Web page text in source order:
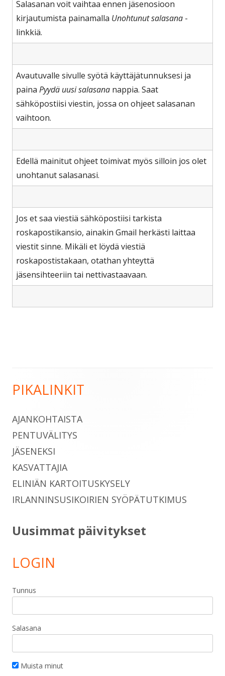
Salasanan voit vaihtaa ennen jäsenosioon
kirjautumista painamalla Unohtunut salasana -
linkkiä.
Avautuvalle sivulle syötä käyttäjätunnuksesi ja
paina Pyydä uusi salasana nappia. Saat
sähköpostiisi viestin, jossa on ohjeet salasanan
vaihtoon.
Edellä mainitut ohjeet toimivat myös silloin jos olet
unohtanut salasanasi.
Jos et saa viestiä sähköpostiisi tarkista
roskapostikansio, ainakin Gmail herkästi laittaa
viestit sinne. Mikäli et löydä viestiä
roskapostistakaan, otathan yhteyttä
jäsensihteeriin tai nettivastaavaan.
Sivupalkki
PIKALINKIT
AJANKOHTAISTA
PENTUVÄLITYS
JÄSENEKSI
KASVATTAJIA
ELINIÄN KARTOITUSKYSELY
IRLANNINSUSIKOIRIEN SYÖPÄTUTKIMUS
Uusimmat päivitykset
LOGIN
Tunnus
Salasana
Muista minut